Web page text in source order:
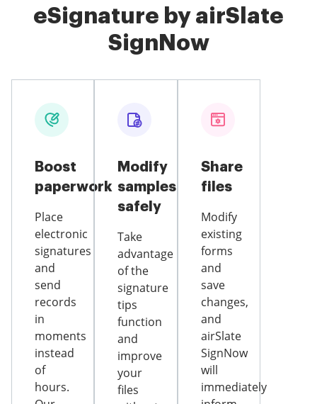
eSignature by airSlate
SignNow
Boost
paperwork
Place
electronic
signatures
and
send
records
in
moments
instead
of
hours.
Modify
samples
safely
Take
advantage
of the
signature
tips
function
and
improve
your
files
Share
files
Modify
existing
forms
and
save
changes,
and
airSlate
SignNow
will
immediately